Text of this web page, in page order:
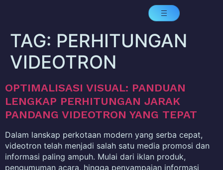
TAG: PERHITUNGAN
VIDEOTRON
OPTIMALISASI VISUAL: PANDUAN
LENGKAP PERHITUNGAN JARAK
PANDANG VIDEOTRON YANG TEPAT
Dalam lanskap perkotaan modern yang serba cepat,
videotron telah menjadi salah satu media promosi dan
informasi paling ampuh. Mulai dari iklan produk,
pengumuman acara, hingga penyampaian informasi